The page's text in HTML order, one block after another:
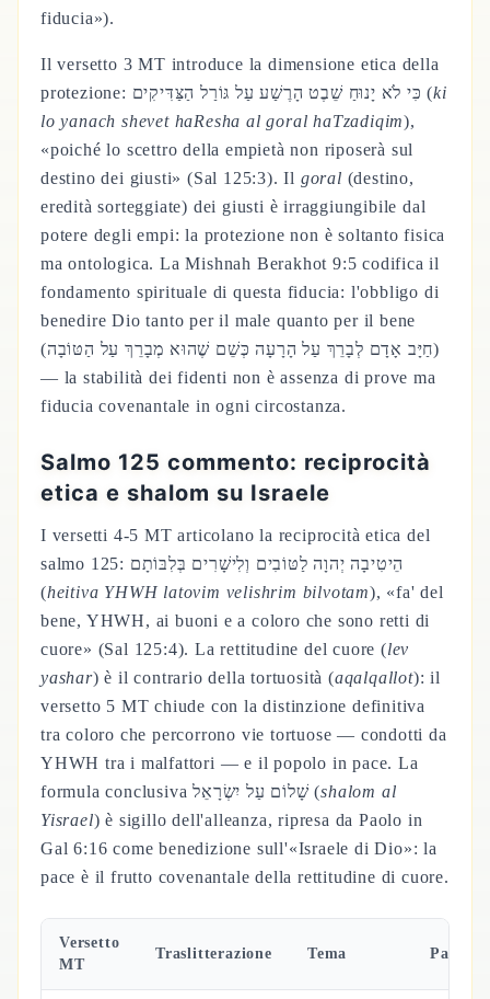
fiducia»).
Il versetto 3 MT introduce la dimensione etica della
protezione: כִּי לֹא יָנוּחַ שֵׁבֶט הָרֶשַׁע עַל גּוֹרַל הַצַּדִּיקִים (ki
lo yanach shevet haResha al goral haTzadiqim),
«poiché lo scettro della empietà non riposerà sul
destino dei giusti» (Sal 125:3). Il goral (destino,
eredità sorteggiate) dei giusti è irraggiungibile dal
potere degli empi: la protezione non è soltanto fisica
ma ontologica. La Mishnah Berakhot 9:5 codifica il
fondamento spirituale di questa fiducia: l'obbligo di
benedire Dio tanto per il male quanto per il bene
(חַיָּב אָדָם לְבָרֵךְ עַל הָרָעָה כְּשֵׁם שֶׁהוּא מְבָרֵךְ עַל הַטּוֹבָה)
— la stabilità dei fidenti non è assenza di prove ma
fiducia covenantale in ogni circostanza.
Salmo 125 commento: reciprocità
etica e shalom su Israele
I versetti 4-5 MT articolano la reciprocità etica del
salmo 125: הֵיטִיבָה יְהוָה לַטּוֹבִים וְלִישָׁרִים בְּלִבּוֹתָם
(heitiva YHWH latovim velishrim bilvotam), «fa' del
bene, YHWH, ai buoni e a coloro che sono retti di
cuore» (Sal 125:4). La rettitudine del cuore (lev
yashar) è il contrario della tortuosità (aqalqallot): il
versetto 5 MT chiude con la distinzione definitiva
tra coloro che percorrono vie tortuose — condotti da
YHWH tra i malfattori — e il popolo in pace. La
formula conclusiva שָׁלוֹם עַל יִשְׂרָאֵל (shalom al
Yisrael) è sigillo dell'alleanza, ripresa da Paolo in
Gal 6:16 come benedizione sull'«Israele di Dio»: la
pace è il frutto covenantale della rettitudine di cuore.
Versetto
MT
Traslitterazione Tema